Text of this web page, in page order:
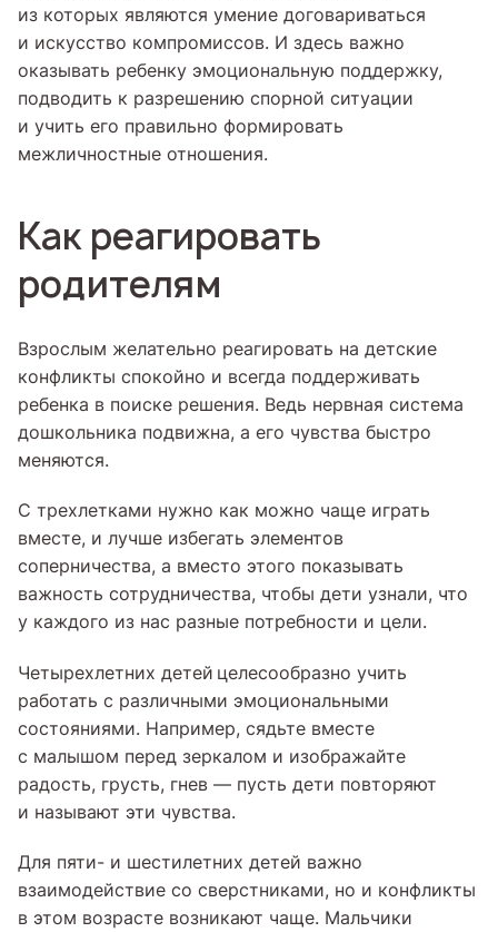
из которых являются умение договариваться
и искусство компромиссов. И здесь важно
оказывать ребенку эмоциональную поддержку,
подводить к разрешению спорной ситуации
и учить его правильно формировать
межличностные отношения.
Как реагировать
родителям
Взрослым желательно реагировать на детские
конфликты спокойно и всегда поддерживать
ребенка в поиске решения. Ведь нервная система
дошкольника подвижна, а его чувства быстро
меняются.
С трехлетками нужно как можно чаще играть
вместе, и лучше избегать элементов
соперничества, а вместо этого показывать
важность сотрудничества, чтобы дети узнали, что
у каждого из нас разные потребности и цели.
Четырехлетних детей целесообразно учить
работать с различными эмоциональными
состояниями. Например, сядьте вместе
с малышом перед зеркалом и изображайте
радость, грусть, гнев — пусть дети повторяют
и называют эти чувства.
Для пяти- и шестилетних детей важно
взаимодействие со сверстниками, но и конфликты
в этом возрасте возникают чаще. Мальчики